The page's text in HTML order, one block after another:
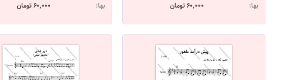
بها:
60,000 تومان
بها:
60,000 تومان